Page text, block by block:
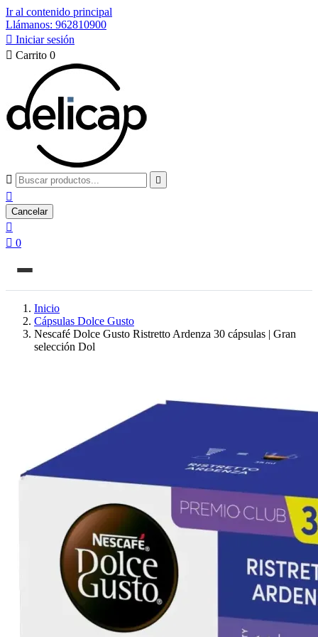
Ir al contenido principal
Llámanos: 962810900
 Iniciar sesión
 Carrito 0
 

Cancelar

 0
Inicio
Cápsulas Dolce Gusto
Nescafé Dolce Gusto Ristretto Ardenza 30 cápsulas | Gran
selección Dol